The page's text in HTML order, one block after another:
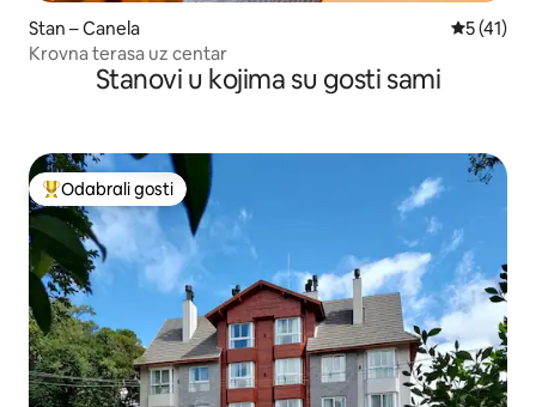
Stan – Canela
5 (41)
Krovna terasa uz centar
Stanovi u kojima su gosti sami
Među najviše rangiranima s oznakom „Odabrali gosti”
Odabrali gosti